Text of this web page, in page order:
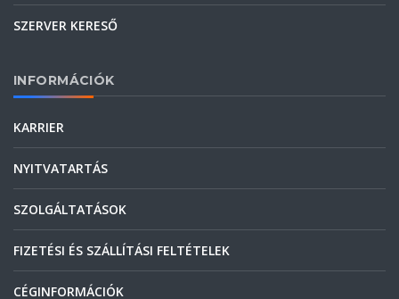
SZERVER KERESŐ
INFORMÁCIÓK
KARRIER
NYITVATARTÁS
SZOLGÁLTATÁSOK
FIZETÉSI ÉS SZÁLLÍTÁSI FELTÉTELEK
CÉGINFORMÁCIÓK